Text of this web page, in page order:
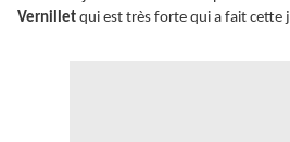
Vernillet qui est très forte qui a fait cette